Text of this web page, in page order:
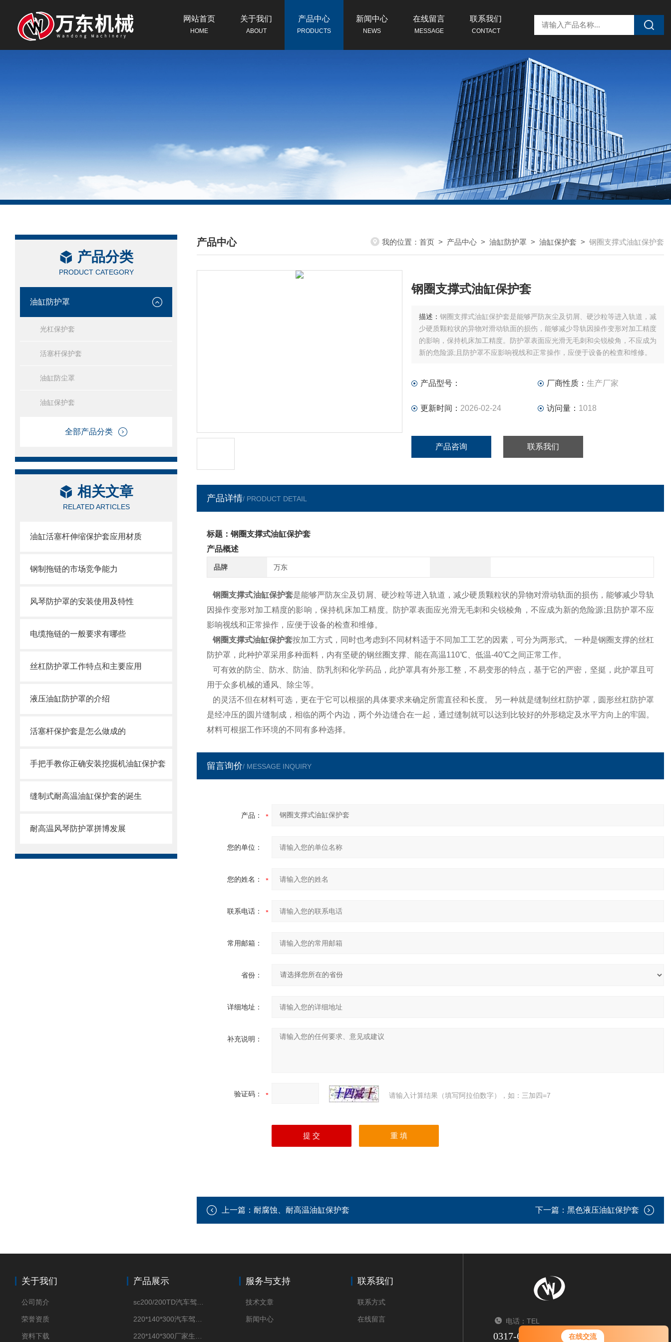
在线交流
网站首页
HOME
关于我们
ABOUT
产品中心
PRODUCTS
新闻中心
NEWS
在线留言
MESSAGE
联系我们
CONTACT
产品分类
PRODUCT CATEGORY
油缸防护罩
光杠保护套
活塞杆保护套
油缸防尘罩
油缸保护套
全部产品分类
相关文章
RELATED ARTICLES
油缸活塞杆伸缩保护套应用材质
钢制拖链的市场竞争能力
风琴防护罩的安装使用及特性
电缆拖链的一般要求有哪些
丝杠防护罩工作特点和主要应用
液压油缸防护罩的介绍
活塞杆保护套是怎么做成的
手把手教你正确安装挖掘机油缸保护套
缝制式耐高温油缸保护套的诞生
耐高温风琴防护罩拼博发展
产品中心
/ PRODUCTS CENTER
我的位置： 首页 > 产品中心 > 油缸防护罩 > 油缸保护套 > 钢圈支撑式油缸保护套
钢圈支撑式油缸保护套
描述： 钢圈支撑式油缸保护套是能够严防灰尘及切屑、硬沙粒等进入轨道，减
少硬质颗粒状的异物对滑动轨面的损伤，能够减少导轨因操作变形对加工精度
的影响，保持机床加工精度。防护罩表面应光滑无毛刺和尖锐棱角，不应成为
新的危险源;且防护罩不应影响视线和正常操作，应便于设备的检查和维修。
产品型号： 厂商性质： 生产厂家
更新时间： 2026-02-24 访问量： 1018
产品咨询 联系我们
产品详情/ PRODUCT DETAIL
标题：钢圈支撑式油缸保护套
产品概述
品牌 万东
钢圈支撑式油缸保护套是能够严防灰尘及切屑、硬沙粒等进入轨道，减少硬质颗粒状的异物对滑动轨面的损伤，能够减少导轨
因操作变形对加工精度的影响，保持机床加工精度。防护罩表面应光滑无毛刺和尖锐棱角，不应成为新的危险源;且防护罩不应
影响视线和正常操作，应便于设备的检查和维修。
钢圈支撑式油缸保护套按加工方式，同时也考虑到不同材料适于不同加工工艺的因素，可分为两形式。 一种是钢圈支撑的丝杠
防护罩，此种护罩采用多种面料，内有坚硬的钢丝圈支撑、能在高温110℃、低温-40℃之间正常工作。
可有效的防尘、防水、防油、防乳剂和化学药品，此护罩具有外形工整，不易变形的特点，基于它的严密，坚挺，此护罩且可
用于众多机械的通风、除尘等。
的灵活不但在材料可选，更在于它可以根据的具体要求来确定所需直径和长度。 另一种就是缝制丝杠防护罩，圆形丝杠防护罩
是经冲压的圆片缝制成，相临的两个内边，两个外边缝合在一起，通过缝制就可以达到比较好的外形稳定及水平方向上的牢固。
材料可根据工作环境的不同有多种选择。
留言询价/ MESSAGE INQUIRY
产品：
您的单位：
您的姓名：
联系电话：
常用邮箱：
省份：
详细地址：
补充说明：
验证码： 请输入计算结果（填写阿拉伯数字），如：三加四=7
上一篇： 耐腐蚀、耐高温油缸保护套 下一篇： 黑色液压油缸保护套
关于我们
公司简介
荣誉资质
资料下载
产品展示 服务与支持
技术文章
新闻中心
联系我们
联系方式
在线留言 电话：TEL
0317-6347550/6341950